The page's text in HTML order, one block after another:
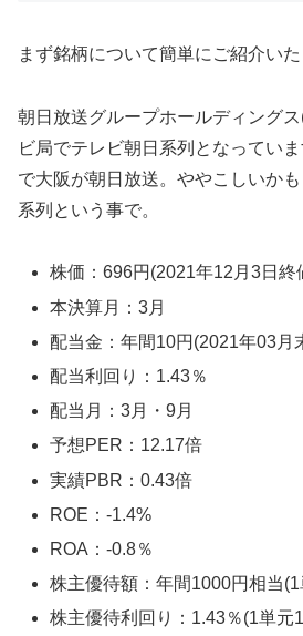
まず銘柄について簡単にご紹介いた
朝日放送グループホールディング
ビ局でテレビ朝日系列となってい
で大阪が朝日放送。ややこしいか
系列という事で。
株価：696円(2021年12月3日終
本決算月：3月
配当金：年間10円(2021年03月
配当利回り：1.43％
配当月：3月・9月
予想PER：12.17倍
実績PBR：0.43倍
ROE：-1.4%
ROA：-0.8％
株主優待額：年間1000円相当
株主優待利回り：1.43％(1単元